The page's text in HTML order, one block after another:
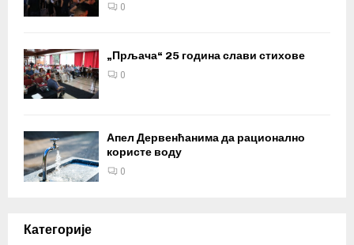
0
„Прљача“ 25 година слави стихове
0
Апел Дервенћанима да рационално
користе воду
0
Категорије